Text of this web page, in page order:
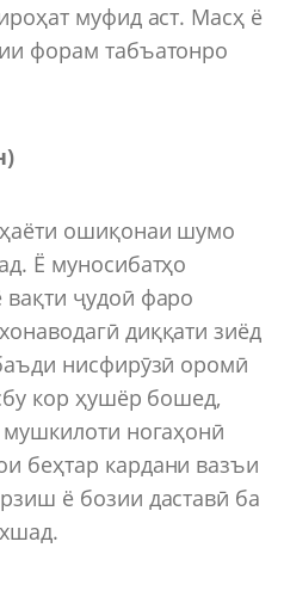
муфид аст. Масҳ ё
форам табъатонро
ошиқонаи шумо
Ё муносибатҳо
ҷудоӣ фаро
диққати зиёд
нисфирӯзӣ оромӣ
кор ҳушёр бошед,
ногаҳонӣ
беҳтар кардани вазъи
ё бозии даставӣ ба